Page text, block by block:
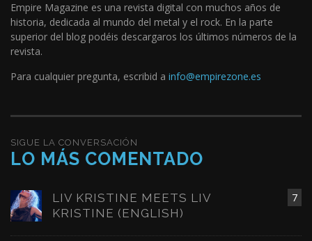
Empire Magazine es una revista digital con muchos años de
historia, dedicada al mundo del metal y el rock. En la parte
superior del blog podéis descargaros los últimos números de la
revista.
Para cualquier pregunta, escribid a info@empirezone.es
SIGUE LA CONVERSACIÓN
LO MÁS COMENTADO
7
LIV KRISTINE MEETS LIV
KRISTINE (ENGLISH)